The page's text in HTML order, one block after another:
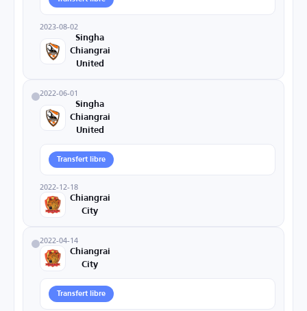
2023-08-02
Singha
Chiangrai
United
2022-06-01
Singha
Chiangrai
United
Transfert libre
2022-12-18
Chiangrai
City
2022-04-14
Chiangrai
City
Transfert libre